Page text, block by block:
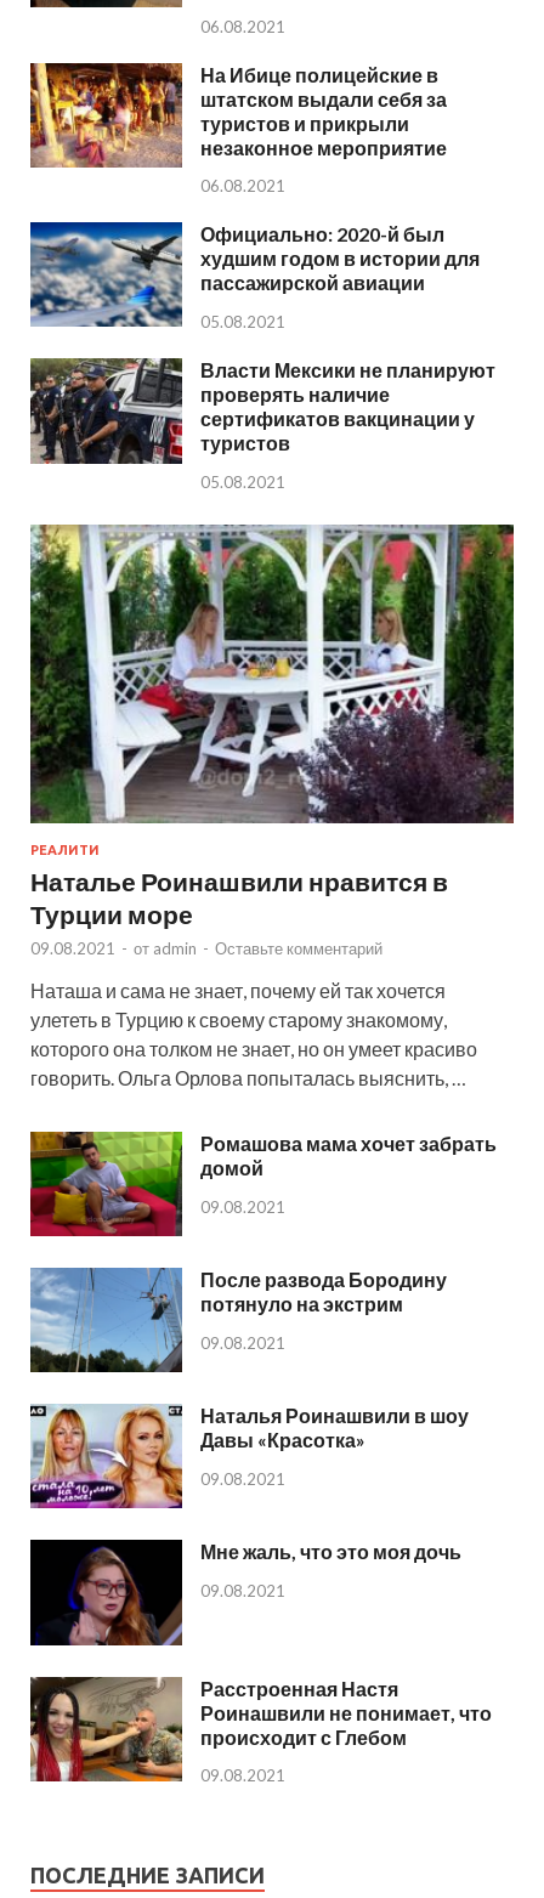
06.08.2021
На Ибице полицейские в
штатском выдали себя за
туристов и прикрыли
незаконное мероприятие
06.08.2021
Официально: 2020-й был
худшим годом в истории для
пассажирской авиации
05.08.2021
Власти Мексики не планируют
проверять наличие
сертификатов вакцинации у
туристов
05.08.2021
РЕАЛИТИ
Наталье Роинашвили нравится в
Турции море
09.08.2021 - от admin - Оставьте комментарий
Наташа и сама не знает, почему ей так хочется
улететь в Турцию к своему старому знакомому,
которого она толком не знает, но он умеет красиво
говорить. Ольга Орлова попыталась выяснить, …
Ромашова мама хочет забрать
домой
09.08.2021
После развода Бородину
потянуло на экстрим
09.08.2021
Наталья Роинашвили в шоу
Давы «Красотка»
09.08.2021
Мне жаль, что это моя дочь
09.08.2021
Расстроенная Настя
Роинашвили не понимает, что
происходит с Глебом
09.08.2021
ПОСЛЕДНИЕ ЗАПИСИ